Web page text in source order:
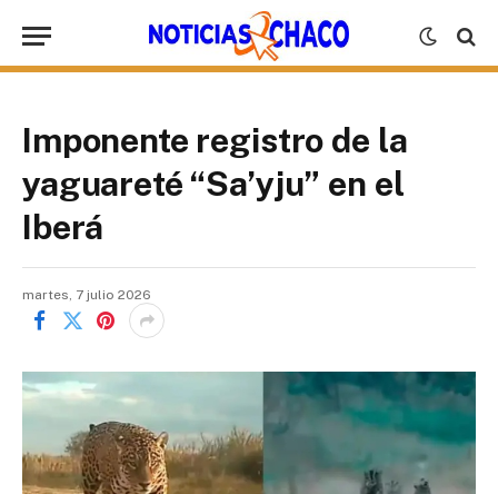
Imponente registro de la
yaguareté “Sa’yju” en el
Iberá
martes, 7 julio 2026